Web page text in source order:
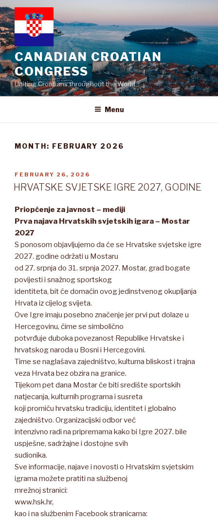
Skip
to
content
CANADIAN CROATIAN
CONGRESS
Uniting Croatians throughout the World
Menu
MONTH: FEBRUARY 2026
POSTED
ON
FEBRUARY 26, 2026
HRVATSKE SVJETSKE IGRE 2027, GODINE
Priopćenje za javnost – mediji
Prva najava Hrvatskih svjetskih igara – Mostar
2027
S ponosom objavljujemo da će se Hrvatske svjetske igre
2027. godine održati u Mostaru
od 27. srpnja do 31. srpnja 2027. Mostar, grad bogate
povijesti i snažnog sportskog
identiteta, bit će domaćin ovog jedinstvenog okupljanja
Hrvata iz cijelog svijeta.
Ove Igre imaju posebno značenje jer prvi put dolaze u
Hercegovinu, čime se simbolično
potvrđuje duboka povezanost Republike Hrvatske i
hrvatskog naroda u Bosni i Hercegovini.
Time se naglašava zajedništvo, kulturna bliskost i trajna
veza Hrvata bez obzira na granice.
Tijekom pet dana Mostar će biti središte sportskih
natjecanja, kulturnih programa i susreta
koji promiču hrvatsku tradiciju, identitet i globalno
zajedništvo. Organizacijski odbor već
intenzivno radi na pripremama kako bi Igre 2027. bile
uspješne, sadržajne i dostojne svih
sudionika.
Sve informacije, najave i novosti o Hrvatskim svjetskim
igrama možete pratiti na službenoj
mrežnoj stranici:
www.hsk.hr,
kao i na službenim Facebook stranicama: